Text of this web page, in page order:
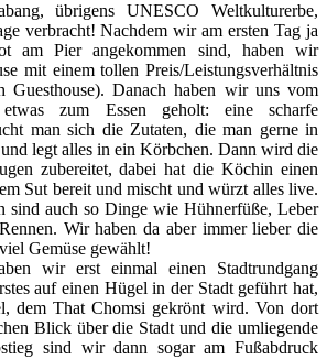
übrigens UNESCO Weltkulturerbe,
verbracht! Nachdem wir am ersten Tag ja
am Pier angekommen sind, haben wir
mit einem tollen Preis/Leistungsverhältnis
Guesthouse). Danach haben wir uns vom
etwas zum Essen geholt: eine scharfe
man sich die Zutaten, die man gerne in
und legt alles in ein Körbchen. Dann wird die
zubereitet, dabei hat die Köchin einen
Sut bereit und mischt und würzt alles live.
sind auch so Dinge wie Hühnerfüße, Leber
Wir haben da aber immer lieber die
Gemüse gewählt!
wir erst einmal einen Stadtrundgang
auf einen Hügel in der Stadt geführt hat,
dem That Chomsi gekrönt wird. Von dort
Blick über die Stadt und die umliegende
sind wir dann sogar am Fußabdruck